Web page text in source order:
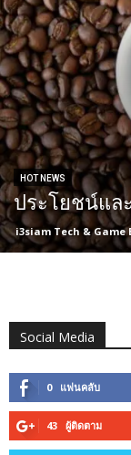
HOT NEWS
ประโยชน์แล
i3siam Tech & Game
Social Media
0 แฟนคลับ
43 ผู้ติดตาม